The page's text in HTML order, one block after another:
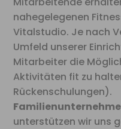
nahegelegenen
Vitalstudio. Je nach
Umfeld unserer
Mitarbeiter die
Aktivitäten fit zu
Rückenschulungen).
unterstützen wir uns